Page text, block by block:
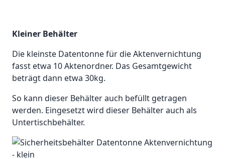
Kleiner Behälter
Die kleinste Datentonne für die Aktenvernichtung
fasst etwa 10 Aktenordner. Das Gesamtgewicht
beträgt dann etwa 30kg.
So kann dieser Behälter auch befüllt getragen
werden. Eingesetzt wird dieser Behälter auch als
Untertischbehälter.